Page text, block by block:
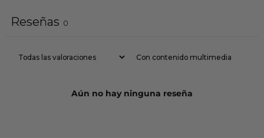
Reseñas 0
Con contenido multimedia
Aún no hay ninguna reseña